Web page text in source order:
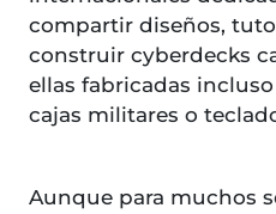
compartir diseños,
construir cyberdecks
ellas fabricadas
cajas militares o
Aunque para muchos